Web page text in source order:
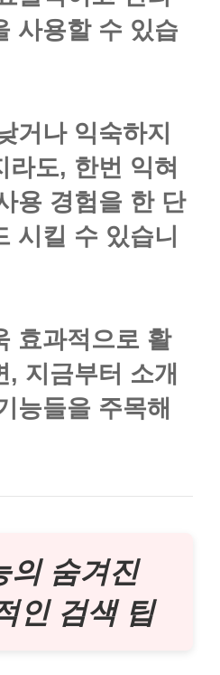
사용할 수 있습
거나 익숙하지
라도, 한번 익혀
용 경험을 한 단
시킬 수 있습니
효과적으로 활
, 지금부터 소개
능들을 주목해
의 숨겨진
인 검색 팁